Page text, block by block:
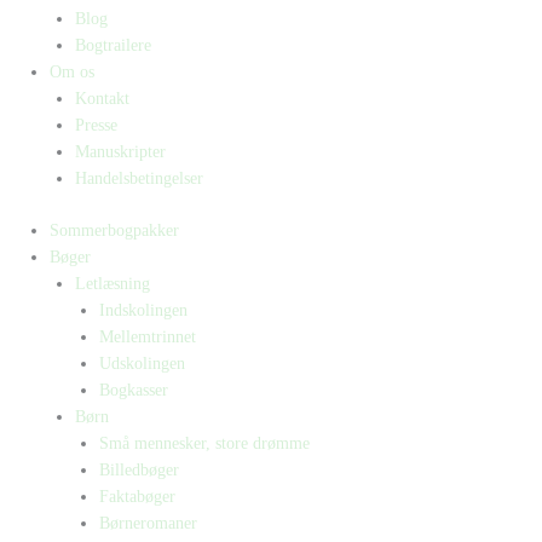
Blog
Bogtrailere
Om os
Kontakt
Presse
Manuskripter
Handelsbetingelser
Sommerbogpakker
Bøger
Letlæsning
Indskolingen
Mellemtrinnet
Udskolingen
Bogkasser
Børn
Små mennesker, store drømme
Billedbøger
Faktabøger
Børneromaner